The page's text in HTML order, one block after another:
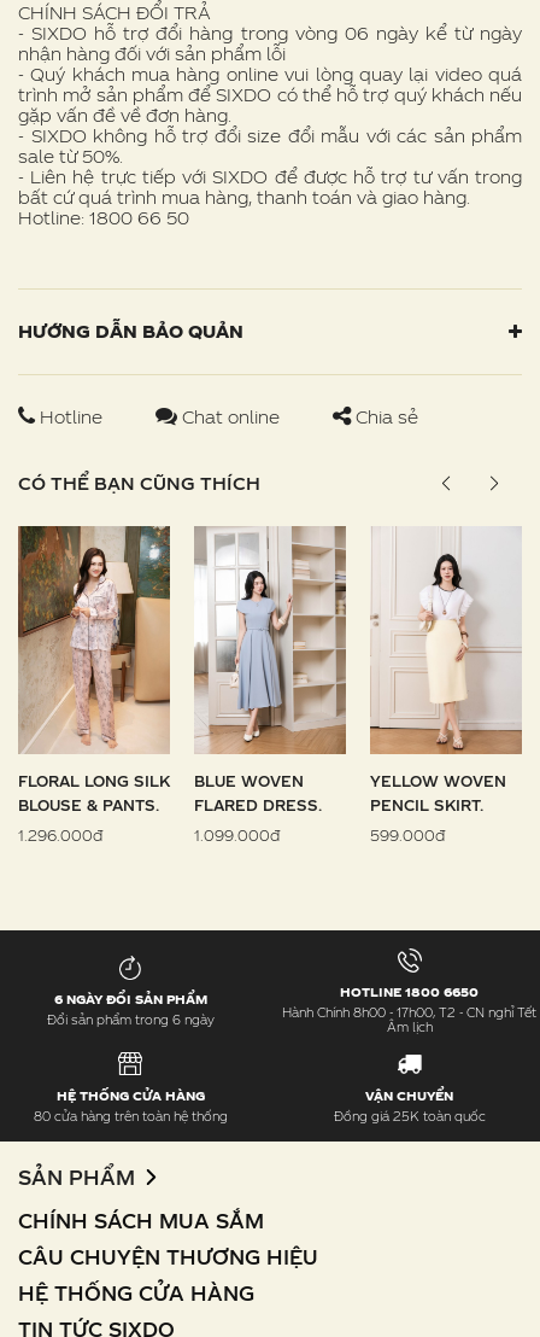
CHÍNH SÁCH ĐỔI TRẢ
- SIXDO hỗ trợ đổi hàng trong vòng 06 ngày kể từ ngày
nhận hàng đối với sản phẩm lỗi
- Quý khách mua hàng online vui lòng quay lại video quá
trình mở sản phẩm để SIXDO có thể hỗ trợ quý khách nếu
gặp vấn đề về đơn hàng.
- SIXDO không hỗ trợ đổi size đổi mẫu với các sản phẩm
sale từ 50%.
- Liên hệ trực tiếp với SIXDO để được hỗ trợ tư vấn trong
bất cứ quá trình mua hàng, thanh toán và giao hàng.
Hotline: 1800 66 50
HƯỚNG DẪN BẢO QUẢN
Hotline Chat online Chia sẻ
CÓ THỂ BẠN CŨNG THÍCH
FLORAL LONG SILK
BLOUSE & PANTS.
1.296.000đ
BLUE WOVEN
FLARED DRESS.
1.099.000đ
YELLOW WOVEN
PENCIL SKIRT.
599.000đ
6 NGÀY ĐỔI SẢN PHẨM
Đổi sản phẩm trong 6 ngày
HOTLINE 1800 6650
Hành Chính 8h00 - 17h00, T2 - CN nghỉ Tết
Âm lịch
HỆ THỐNG CỬA HÀNG
80 cửa hàng trên toàn hệ thống
VẬN CHUYỂN
Đồng giá 25K toàn quốc
SẢN PHẨM
CHÍNH SÁCH MUA SẮM
CÂU CHUYỆN THƯƠNG HIỆU
HỆ THỐNG CỬA HÀNG
TIN TỨC SIXDO